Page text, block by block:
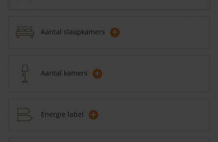
Aantal slaapkamers +
Aantal kamers +
Energie label +